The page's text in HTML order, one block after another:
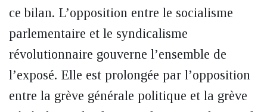
ce bilan. L’opposition entre le socialisme
parlementaire et le syndicalisme
révolutionnaire gouverne l’ensemble de
l’exposé. Elle est prolongée par l’opposition
entre la grève générale politique et la grève